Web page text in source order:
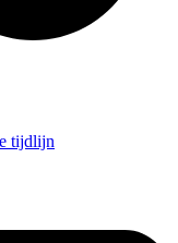
tijdlijn